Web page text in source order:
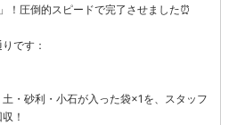
！圧倒的スピードで完了させました⏰
です：
・砂利・小石が入った袋×1を、スタッフ
！